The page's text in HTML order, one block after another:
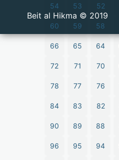
52
53
54
58
59
60
64
65
66
70
71
72
76
77
78
82
83
84
88
89
90
94
95
96
2019 © Beit al Hikma